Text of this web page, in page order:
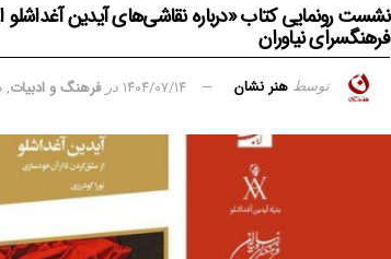
نشست رونمایی کتاب «درباره نقاشی‌های آیدین
فرهنگسرای نیاوران
توسط هنر نشان ۱۴۰۴/۰۷/۱۴ در فرهنگ و ادبیات,